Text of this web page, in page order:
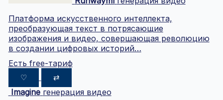
Платформа искусственного интеллекта,
преобразующая текст в потрясающие
изображения и видео, совершающая революцию
в создании цифровых историй…
Есть free-тариф
♡ ⇄
Imagine генерация видео